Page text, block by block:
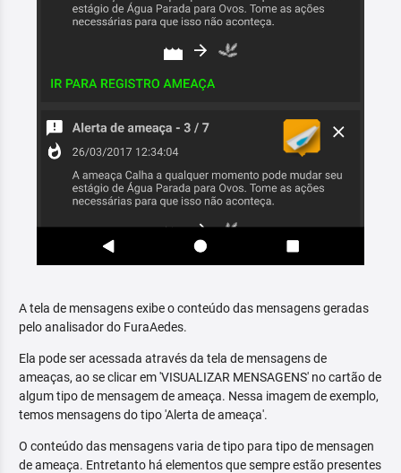
A tela de mensagens exibe o conteúdo das mensagens geradas
pelo analisador do FuraAedes.
Ela pode ser acessada através da tela de mensagens de
ameaças, ao se clicar em 'VISUALIZAR MENSAGENS' no cartão de
algum tipo de mensagem de ameaça. Nessa imagem de exemplo,
temos mensagens do tipo 'Alerta de ameaça'.
O conteúdo das mensagens varia de tipo para tipo de mensagen
de ameaça. Entretanto há elementos que sempre estão presentes